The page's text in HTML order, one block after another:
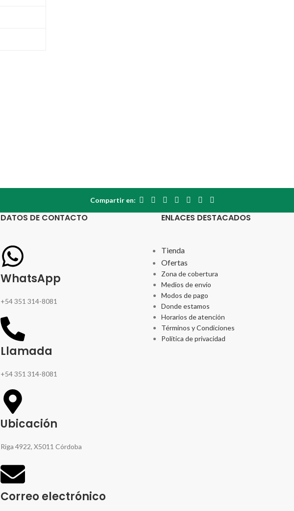
Compartir en:
DATOS DE CONTACTO
WhatsApp
+54 351 314-8081
Llamada
+54 351 314-8081
Ubicación
Riga 4922, X5011 Córdoba
Correo electrónico
ENLACES DESTACADOS
Tienda
Ofertas
Zona de cobertura
Medios de envío
Modos de pago
Donde estamos
Horarios de atención
Términos y Condiciones
Política de privacidad